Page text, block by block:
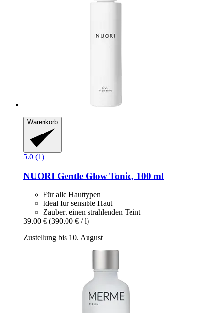
Warenkorb
5.0 (1)
NUORI Gentle Glow Tonic, 100 ml
Für alle Hauttypen
Ideal für sensible Haut
Zaubert einen strahlenden Teint
39,00 € (390,00 € / l)
Zustellung bis 10. August